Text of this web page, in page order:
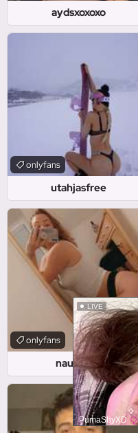
LIVE
PumaShyXD
aydsxoxoxo
utahjasfree
onlyfans
nautiwife
onlyfans